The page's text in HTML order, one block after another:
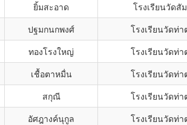
ยิ้มสะอาด โรงเรียนวัดสั
ปฐมกนกพงศ์ โรงเรียนวัดท่
ทองโรงใหญ่ โรงเรียนวัดท่
เชื้อตาหมื่น โรงเรียนวัดท่
สกุณี โรงเรียนวัดท่
อัศฎางค์นุกูล โรงเรียนวัดท่